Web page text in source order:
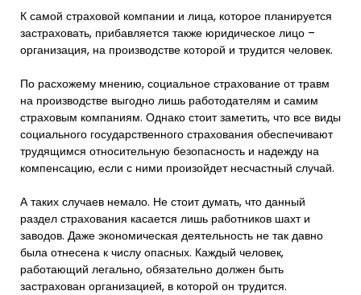
К самой страховой компании и лица, которое планируется
застраховать, прибавляется также юридическое лицо –
организация, на производстве которой и трудится человек.
По расхожему мнению, социальное страхование от травм
на производстве выгодно лишь работодателям и самим
страховым компаниям. Однако стоит заметить, что все виды
социального государственного страхования обеспечивают
трудящимся относительную безопасность и надежду на
компенсацию, если с ними произойдет несчастный случай.
А таких случаев немало. Не стоит думать, что данный
раздел страхования касается лишь работников шахт и
заводов. Даже экономическая деятельность не так давно
была отнесена к числу опасных. Каждый человек,
работающий легально, обязательно должен быть
застрахован организацией, в которой он трудится.